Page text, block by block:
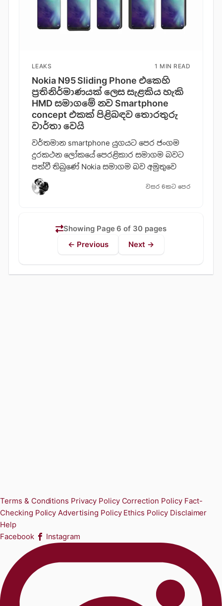
LEAKS 1 MIN READ
Nokia N95 Sliding Phone එකෙහි
ප්‍රතිනිර්මාණයක් ලෙස සැළකිය හැකි
HMD සමාගමේ නව Smartphone
concept එකක් පිළිබඳව තොරතුරු
වාර්තා වෙයි
වර්තමාන smartphone යුගයට පෙර ජංගම
දුරකථන ලෝකයේ පෙරළිකාර සමාගම බවට
පත්වී තිබුණේ Nokia සමාගම බව අමුතුවෙ
වසර 6කට පෙර
Showing Page 6 of 30 pages
← Previous
Next →
Terms & Conditions Privacy Policy Correction Policy Fact-
Checking Policy Advertising Policy Ethics Policy Disclaimer
Help
Facebook
Instagram